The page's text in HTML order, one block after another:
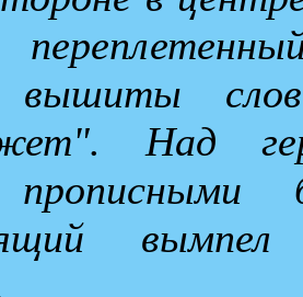
вышиты
Над